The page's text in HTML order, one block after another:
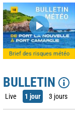
Brief des risques météo
BULLETIN
Live 1 jour 3 jours